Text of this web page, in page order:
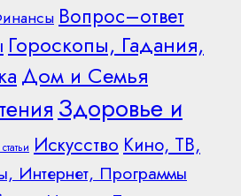
Вопрос–ответ
Гороскопы, Гадания,
Дом и Семья
Здоровье и
Искусство Кино, ТВ,
Интернет, Программы